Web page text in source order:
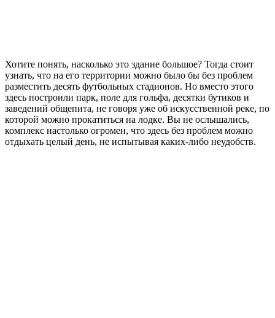
Хотите понять, насколько это здание большое? Тогда стоит
узнать, что на его территории можно было бы без проблем
разместить десять футбольных стадионов. Но вместо этого
здесь построили парк, поле для гольфа, десятки бутиков и
заведений общепита, не говоря уже об искусственной реке, по
которой можно прокатиться на лодке. Вы не ослышались,
комплекс настолько огромен, что здесь без проблем можно
отдыхать целый день, не испытывая каких-либо неудобств.